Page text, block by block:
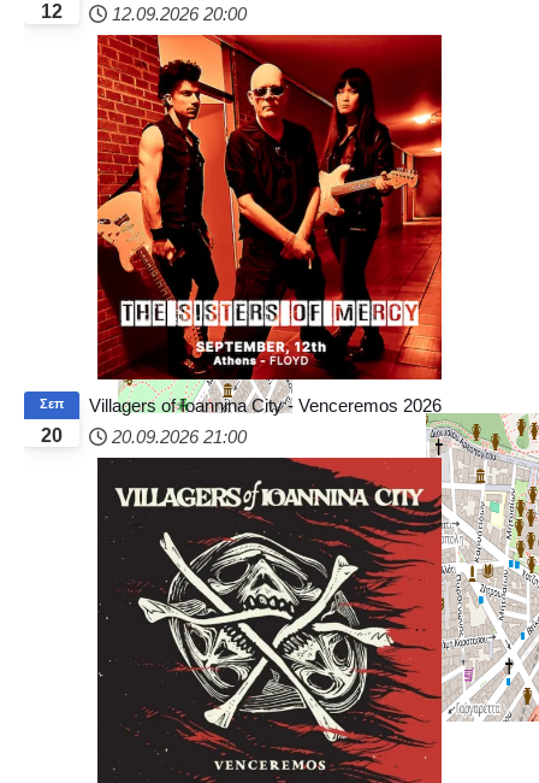
+−
© OpenStreetMap
12
12.09.2026 20:00
20
Σεπ
Villagers of Ioannina City - Venceremos 2026
20.09.2026 21:00